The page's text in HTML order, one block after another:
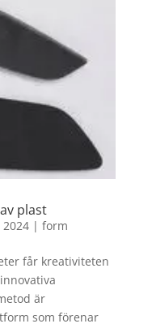
plast
| form
får kreativiteten
är
som förenar